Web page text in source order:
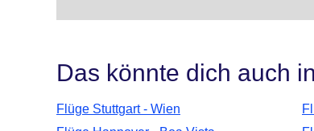
Das könnte dich auch
Flüge Stuttgart - Wien